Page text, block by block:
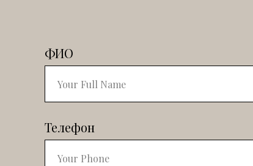
ФИО
Телефон